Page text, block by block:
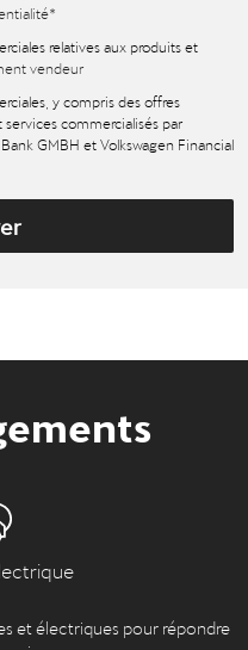
*
relatives aux produits et
vendeur
y compris des offres
commercialisés par
GMBH et Volkswagen Financial
et électriques pour répondre